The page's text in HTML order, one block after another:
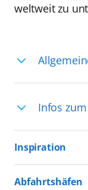
weltweit zu
in vielen
einigen
Ausflüge
Infos
entweder
Inspiration
Aktivurlaub mit
Abfahrtshäfen